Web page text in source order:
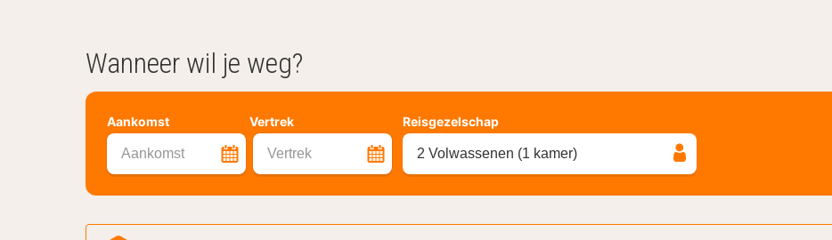
Wanneer wil je weg?
Aankomst Vertrek
Aankomst Vertrek
Reisgezelschap
2 Volwassenen (1 kamer)